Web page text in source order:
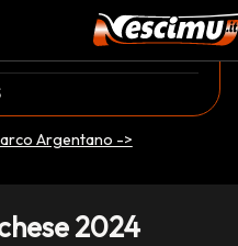
Argentano ->
2024